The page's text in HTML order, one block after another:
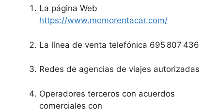
La página Web
https://www.momorentacar.com/
La línea de venta telefónica 695 807 436
Redes de agencias de viajes autorizadas
Operadores terceros con acuerdos
comerciales con